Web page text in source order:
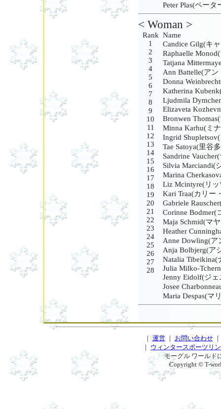
Peter Plas(ペータ
< Woman >
Rank Name
1
2
3
4
5
6
7
8
9
10
11
12
13
14
15
16
17
18
19
20
21
22
23
24
25
26
27
28
Candice Gilg(キ
Raphaelle
Tatjana
Ann Battelle(ア
Donna
Katherina
Ljudmila
Elizaveta
Bronwen
Minna Karhu(ミ
Ingrid
Tae Satoya(里谷
Sandrine
Silvia Marciandi(
Marina
Liz Mcintyre(リ
Kari Traa(カリー
Gabriele
Corinne Bodmer(
Maja Schmid(マ
Heather
Anne Dowling(ア
Anja Bolbjerg(ア
Natalia
Julia Milko-
Jenny Eidolf(ジ
Josee
Maria Despas(マ
｜ 運営｜ お問い合わせ
｜ ウィンタースポーツリ
モーグル ワールド
Copyright © T-